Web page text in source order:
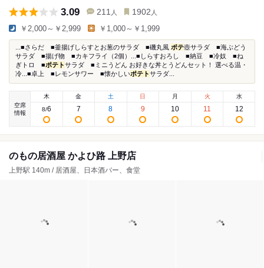
3.09 211 人 1902 人
￥2,000～￥2,999 ￥1,000～￥1,999
...■さらだ ■釜揚げしらすとお葱のサラダ ■磯丸風 ポテ壺サラダ ■海ぶどう
サラダ ■揚げ物 ■カキフライ（2個）...■しらすおろし ■納豆 ■冷奴 ■ね
ぎトロ ■ポテトサラダ ■ミニうどん お好きな丼とうどんセット！ 選べる温・
冷...■卓上 ■レモンサワー ■懐かしいポテトサラダ...
空席
情報
木
8/6
金
7
土
8
日
9
月
10
火
11
水
12
のもの居酒屋 かよひ路 上野店
上野駅 140m / 居酒屋、日本酒バー、食堂